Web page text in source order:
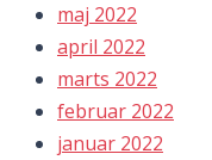
maj 2022
april 2022
marts 2022
februar 2022
januar 2022